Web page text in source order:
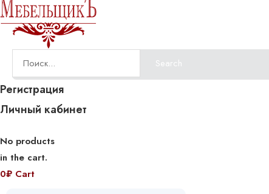
Search
Регистрация
Личный кабинет
No products
in the cart.
0₽ Cart